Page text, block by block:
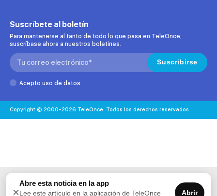
Suscríbete al boletín
Para mantenerse al tanto de todo lo que pasa en TeleOnce,
suscríbase ahora a nuestros boletines.
Search: Suscribirse
Acepto uso de datos
Copyright © 2000-2026 TeleOnce. Todos los derechos reservados.
×
Abre esta noticia en la app
Lee este artículo en la aplicación de TeleOnce Abrir